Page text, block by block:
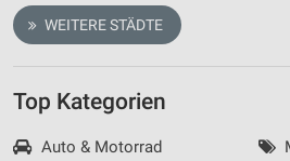
WEITERE STÄDTE
Top Kategorien
Auto & Motorrad
Verwendung reduzierter Daten zur
Erstellung von Profilen für